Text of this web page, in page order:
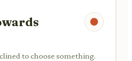
to choose something.